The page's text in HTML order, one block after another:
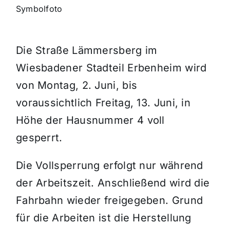
Gewinnspiele
Symbolfoto
Die Straße Lämmersberg im
Wiesbadener Stadteil Erbenheim wird
von Montag, 2. Juni, bis
voraussichtlich Freitag, 13. Juni, in
Höhe der Hausnummer 4 voll
gesperrt.
Die Vollsperrung erfolgt nur während
der Arbeitszeit. Anschließend wird die
Fahrbahn wieder freigegeben. Grund
für die Arbeiten ist die Herstellung